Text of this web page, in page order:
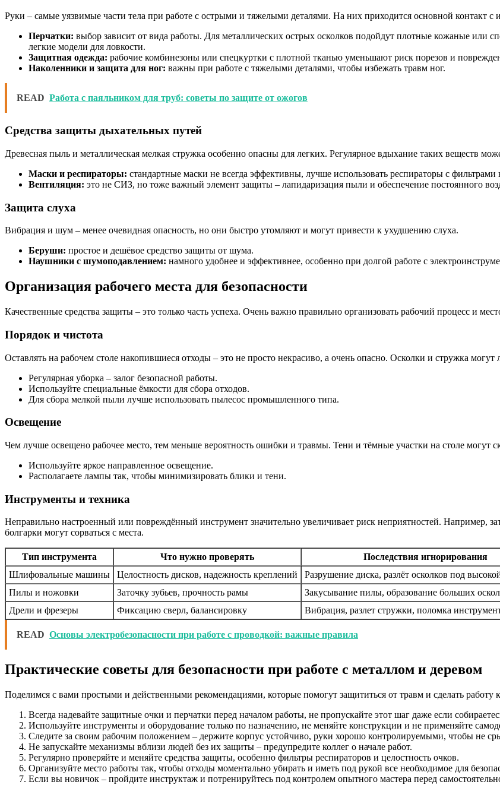
Руки – самые уязвимые части тела при работе с острыми и тяжелыми деталями. На них приходится основной контакт с
Перчатки: выбор зависит от вида работы. Для металлических острых осколков подойдут плотные кожаные или
легкие модели для ловкости.
Защитная одежда: рабочие комбинезоны или спецкуртки с плотной тканью уменьшают риск порезов и
Наколенники и защита для ног: важны при работе с тяжелыми деталями, чтобы избежать травм ног.
READ Работа с паяльником для труб: советы по защите от ожогов
Средства защиты дыхательных путей
Древесная пыль и металлическая мелкая стружка особенно опасны для легких. Регулярное вдыхание таких веществ
Маски и респираторы: стандартные маски не всегда эффективны, лучше использовать респираторы с фильтрами
Вентиляция: это не СИЗ, но тоже важный элемент защиты – лапидаризация пыли и обеспечение постоянного
Защита слуха
Вибрация и шум – менее очевидная опасность, но они быстро утомляют и могут привести к ухудшению слуха.
Беруши: простое и дешёвое средство защиты от шума.
Наушники с шумоподавлением: намного удобнее и эффективнее, особенно при долгой работе с
Организация рабочего места для безопасности
Качественные средства защиты – это только часть успеха. Очень важно правильно организовать рабочий процесс и
Порядок и чистота
Оставлять на рабочем столе накопившиеся отходы – это не просто некрасиво, а очень опасно. Осколки и стружка могут
Регулярная уборка – залог безопасной работы.
Используйте специальные ёмкости для сбора отходов.
Для сбора мелкой пыли лучше использовать пылесос промышленного типа.
Освещение
Чем лучше освещено рабочее место, тем меньше вероятность ошибки и травмы. Тени и тёмные участки на столе могут
Используйте яркое направленное освещение.
Располагаете лампы так, чтобы минимизировать блики и тени.
Инструменты и техника
Неправильно настроенный или повреждённый инструмент значительно увеличивает риск неприятностей. Например,
болгарки могут сорваться с места.
Тип инструмента Что нужно проверять
Последствия игнорирования
Шлифовальные машины
Целостность дисков, надежность креплений
Разрушение диска, разлёт осколков под
Пилы и ножовки
Заточку зубьев, прочность рамы
Закусывание пилы, образование больших
Дрели и фрезеры
Фиксацию сверл, балансировку Вибрация, разлет стружки, поломка
READ Основы электробезопасности при работе с проводкой: важные правила
Практические советы для безопасности при работе с металлом и деревом
Поделимся с вами простыми и действенными рекомендациями, которые помогут защититься от травм и сделать работу
Всегда надевайте защитные очки и перчатки перед началом работы, не пропускайте этот шаг даже если
Используйте инструменты и оборудование только по назначению, не меняйте конструкции и не применяйте
Следите за своим рабочим положением – держите корпус устойчиво, руки хорошо контролируемыми, чтобы не
Не запускайте механизмы вблизи людей без их защиты – предупредите коллег о начале работ.
Регулярно проверяйте и меняйте средства защиты, особенно фильтры респираторов и целостность очков.
Организуйте место работы так, чтобы отходы моментально убирать и иметь под рукой все необходимое для
Если вы новичок – пройдите инструктаж и потренируйтесь под контролем опытного мастера перед